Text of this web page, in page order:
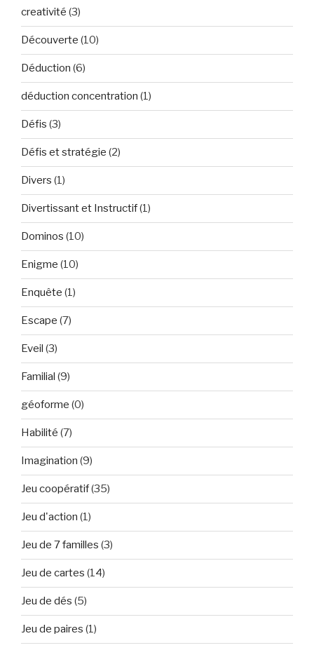
creativité (3)
Découverte (10)
Déduction (6)
déduction concentration (1)
Défis (3)
Défis et stratégie (2)
Divers (1)
Divertissant et Instructif(1)
Dominos (10)
Enigme (10)
Enquête (1)
Escape (7)
Eveil (3)
Familial (9)
géoforme (0)
Habilité (7)
Imagination (9)
Jeu coopératif(35)
Jeu d'action (1)
Jeu de 7 familles (3)
Jeu de cartes (14)
Jeu de dés (5)
Jeu de paires (1)